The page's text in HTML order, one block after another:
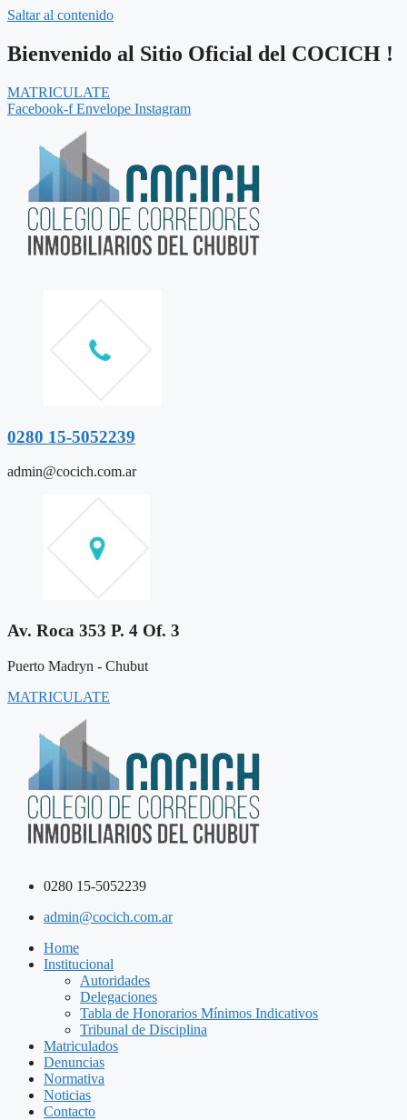
Saltar al contenido
Bienvenido al Sitio Oficial del COCICH !
MATRICULATE
Facebook-f Envelope Instagram
0280 15-5052239
admin@cocich.com.ar
Av. Roca 353 P. 4 Of. 3
Puerto Madryn - Chubut
MATRICULATE
0280 15-5052239
admin@cocich.com.ar
Home
Institucional
Autoridades
Delegaciones
Tabla de Honorarios Mínimos Indicativos
Tribunal de Disciplina
Matriculados
Denuncias
Normativa
Noticias
Contacto